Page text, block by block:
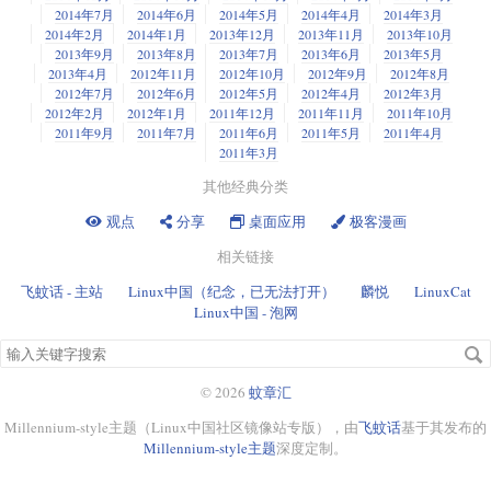
2014年7月
2014年6月 2014年5月 2014年4月
2014年3月
2014年2月
2014年1月 2013年12月 2013年11月
2013年10月
2013年9月
2013年8月 2013年7月 2013年6月
2013年5月
2013年4月
2012年11月 2012年10月 2012年9月
2012年8月
2012年7月
2012年6月 2012年5月 2012年4月
2012年3月
2012年2月
2012年1月 2011年12月 2011年11月
2011年10月
2011年9月
2011年7月 2011年6月 2011年5月
2011年4月
2011年3月
其他经典分类
观点
分享 桌面应用
极客漫画
相关链接
飞蚊话 - 主站
Linux中国（纪念，已无法打开） 麟悦
LinuxCat
Linux中国 - 泡网
搜
字
© 2026 蚊章汇
Millennium-style主题（Linux中国社区镜像站专版），由飞蚊话基于其发布的
Millennium-style主题深度定制。